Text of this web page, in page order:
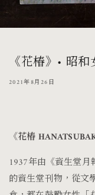
《花椿》• 昭
2021年8月26日
《花椿
1937年由《資生堂月
的資生堂刊物，從文